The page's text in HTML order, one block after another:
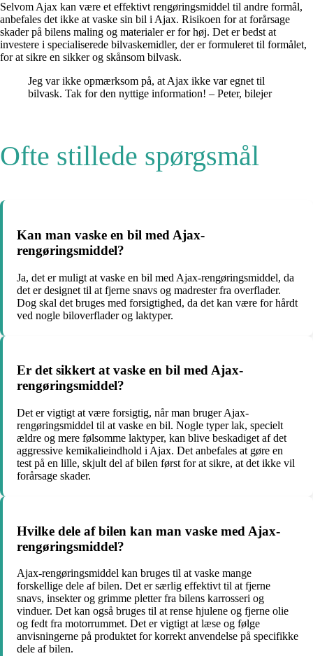
Selvom Ajax kan være et effektivt rengøringsmiddel til andre formål,
anbefales det ikke at vaske sin bil i Ajax. Risikoen for at forårsage
skader på bilens maling og materialer er for høj. Det er bedst at
investere i specialiserede bilvaskemidler, der er formuleret til formålet,
for at sikre en sikker og skånsom bilvask.
Jeg var ikke opmærksom på, at Ajax ikke var egnet til
bilvask. Tak for den nyttige information! – Peter, bilejer
Ofte stillede spørgsmål
Kan man vaske en bil med Ajax-
rengøringsmiddel?
Ja, det er muligt at vaske en bil med Ajax-rengøringsmiddel, da
det er designet til at fjerne snavs og madrester fra overflader.
Dog skal det bruges med forsigtighed, da det kan være for hårdt
ved nogle biloverflader og laktyper.
Er det sikkert at vaske en bil med Ajax-
rengøringsmiddel?
Det er vigtigt at være forsigtig, når man bruger Ajax-
rengøringsmiddel til at vaske en bil. Nogle typer lak, specielt
ældre og mere følsomme laktyper, kan blive beskadiget af det
aggressive kemikalieindhold i Ajax. Det anbefales at gøre en
test på en lille, skjult del af bilen først for at sikre, at det ikke vil
forårsage skader.
Hvilke dele af bilen kan man vaske med Ajax-
rengøringsmiddel?
Ajax-rengøringsmiddel kan bruges til at vaske mange
forskellige dele af bilen. Det er særlig effektivt til at fjerne
snavs, insekter og grimme pletter fra bilens karrosseri og
vinduer. Det kan også bruges til at rense hjulene og fjerne olie
og fedt fra motorrummet. Det er vigtigt at læse og følge
anvisningerne på produktet for korrekt anvendelse på specifikke
dele af bilen.